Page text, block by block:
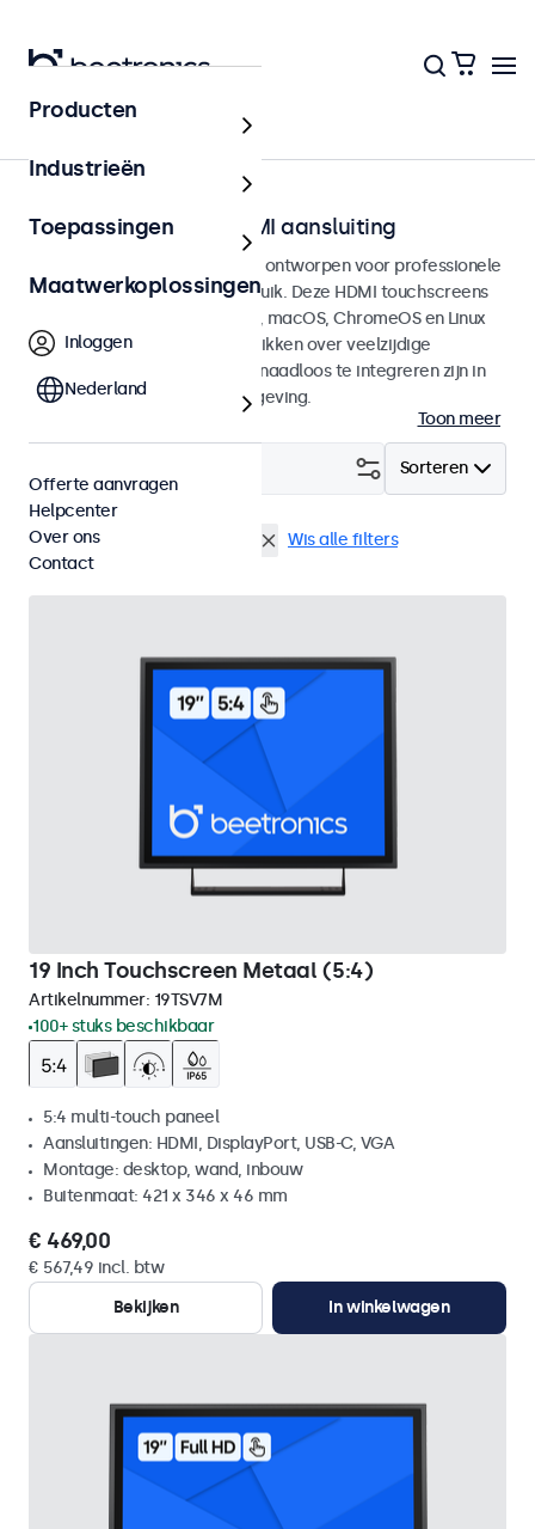
Home
Touchscreens met HDMI aansluiting
HDMI Touchscreen monitoren ontworpen voor professionele
toepassingen en continu gebruik. Deze HDMI touchscreens
zijn compatible met Windows, macOS, ChromeOS en Linux
besturingssystemen en beschikken over veelzijdige
montageopties, waarmee ze naadloos te integreren zijn in
elke applicatie en iedere omgeving.
Toon meer
Sorteren
HDMI 19 inch touchscreens Wis alle filters
19 Inch Touchscreen Metaal (5:4)
Artikelnummer: 19TSV7M
100+ stuks beschikbaar
5:4 multi-touch paneel
Aansluitingen: HDMI, DisplayPort, USB-C, VGA
Montage: desktop, wand, inbouw
Buitenmaat: 421 x 346 x 46 mm
€ 469,00
€ 567,49 incl. btw
Bekijken
In winkelwagen
Producten
Industrieën
Toepassingen
Maatwerkoplossingen
Inloggen
Nederland
Offerte aanvragen
Helpcenter
Over ons
Contact